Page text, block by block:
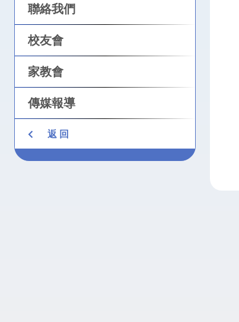
聯絡我們
校友會
家教會
傳媒報導
返 回